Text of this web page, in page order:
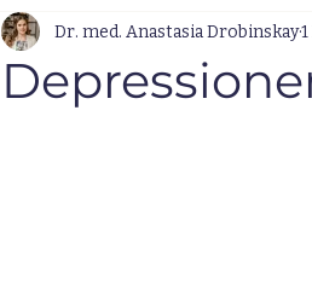
Dr. med. Anastasia Drobinskay